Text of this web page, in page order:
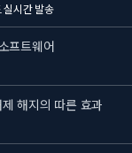
실시간 발송
프트웨어
해지의 따른 효과